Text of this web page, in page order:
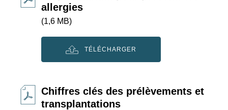
allergies
(1,6 MB)
TÉLÉCHARGER
Chiffres clés des prélèvements et
transplantations